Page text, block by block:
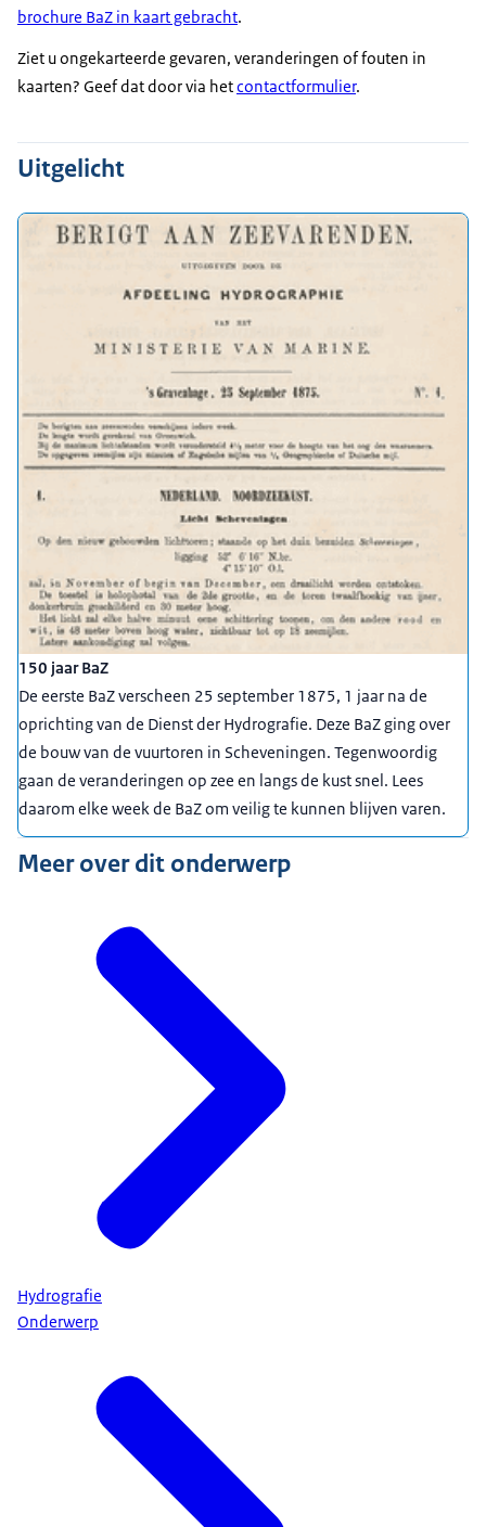
brochure BaZ in kaart gebracht.
Ziet u ongekarteerde gevaren, veranderingen of fouten in
kaarten? Geef dat door via hetcontactformulier.
Uitgelicht
150 jaar BaZ
De eerste BaZ verscheen 25 september 1875, 1 jaar na de
oprichting van de Dienst der Hydrografie. Deze BaZ ging over
de bouw van de vuurtoren in Scheveningen. Tegenwoordig
gaan de veranderingen op zee en langs de kust snel. Lees
daarom elke week de BaZ om veilig te kunnen blijven varen.
Meer over dit onderwerp
Hydrografie
Onderwerp